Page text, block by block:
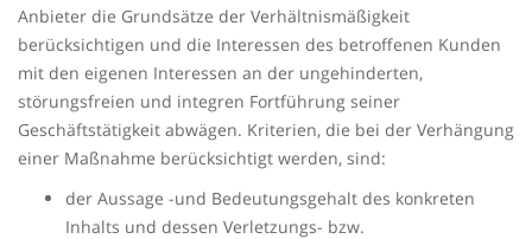
Anbieter die Grundsätze der Verhältnismäßigkeit
berücksichtigen und die Interessen des betroffenen Kunden
mit den eigenen Interessen an der ungehinderten,
störungsfreien und integren Fortführung seiner
Geschäftstätigkeit abwägen. Kriterien, die bei der Verhängung
einer Maßnahme berücksichtigt werden, sind:
der Aussage -und Bedeutungsgehalt des konkreten
Inhalts und dessen Verletzungs- bzw.